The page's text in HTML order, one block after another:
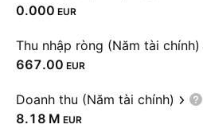
0.000 EUR
Thu nhập ròng (Năm tài chính)
667.00 EUR
Doanh thu (Năm tài chính)
‪8.18 M‬ EUR